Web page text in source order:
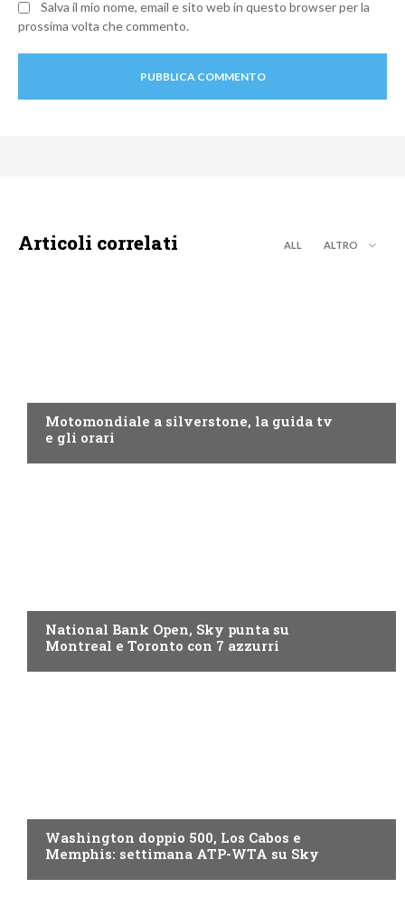
Salva il mio nome, email e sito web in questo browser per la
prossima volta che commento.
Articoli correlati ALL ALTRO
Motomondiale a silverstone, la guida tv
e gli orari
National Bank Open, Sky punta su
Montreal e Toronto con 7 azzurri
Washington doppio 500, Los Cabos e
Memphis: settimana ATP-WTA su Sky